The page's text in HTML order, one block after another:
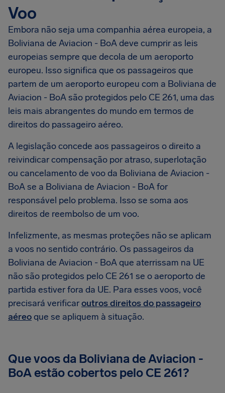
Voo
Embora não seja uma companhia aérea europeia, a
Boliviana de Aviacion - BoA deve cumprir as leis
europeias sempre que decola de um aeroporto
europeu. Isso significa que os passageiros que
partem de um aeroporto europeu com a Boliviana de
Aviacion - BoA são protegidos pelo CE 261, uma das
leis mais abrangentes do mundo em termos de
direitos do passageiro aéreo.
A legislação concede aos passageiros o direito a
reivindicar compensação por atraso, superlotação
ou cancelamento de voo da Boliviana de Aviacion -
BoA se a Boliviana de Aviacion - BoA for
responsável pelo problema. Isso se soma aos
direitos de reembolso de um voo.
Infelizmente, as mesmas proteções não se aplicam
a voos no sentido contrário. Os passageiros da
Boliviana de Aviacion - BoA que aterrissam na UE
não são protegidos pelo CE 261 se o aeroporto de
partida estiver fora da UE. Para esses voos, você
precisará verificaroutros direitos do passageiro
aéreoque se apliquem à situação.
Que voos da Boliviana de Aviacion -
BoA estão cobertos pelo CE 261?